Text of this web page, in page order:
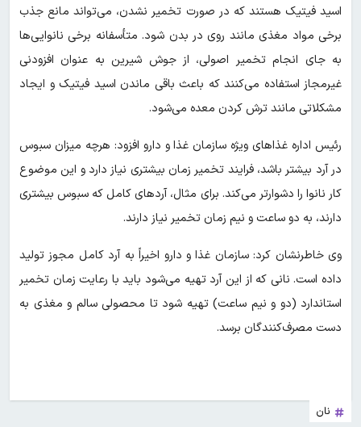
اسید فیتیک هستند که در صورت تخمیر نشدن، می‌تواند مانع جذب
برخی مواد مغذی مانند روی در بدن شود. متأسفانه برخی نانوایی‌ها
به جای انجام تخمیر اصولی، از جوش شیرین به عنوان افزودنی
غیرمجاز استفاده می‌کنند که باعث باقی ماندن اسید فیتیک و ایجاد
مشکلاتی مانند ترش کردن معده می‌شود.
رئیس اداره غذاهای ویژه سازمان غذا و دارو افزود: هرچه میزان سبوس
در آرد بیشتر باشد، فرایند تخمیر زمان بیشتری نیاز دارد و این موضوع
کار نانوا را دشوارتر می‌کند. برای مثال، آردهای کامل که سبوس بیشتری
دارند، به دو ساعت و نیم زمان تخمیر نیاز دارند.
وی خاطرنشان کرد: سازمان غذا و دارو اخیراً به آرد کامل مجوز تولید
داده است. نانی که از این آرد تهیه می‌شود باید با رعایت زمان تخمیر
استاندارد (دو و نیم ساعت) تهیه شود تا محصولی سالم و مغذی به
دست مصرف‌کنندگان برسد.
نان